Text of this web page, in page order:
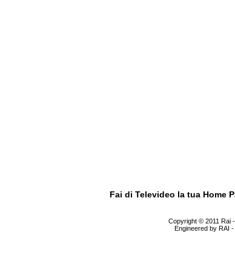
Fai di Televideo la tua Home
Copyright © 2011 Rai
Engineered by RAI